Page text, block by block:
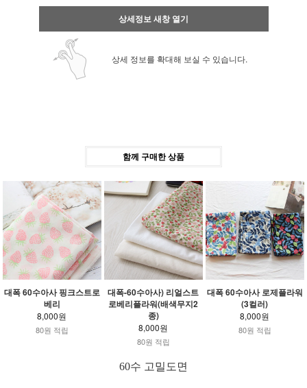
상세정보 새창 열기
상세 정보를 확대해 보실 수 있습니다.
함께 구매한 상품
대폭 60수아사 핑크스트로
베리
8,000원
80원 적립
대폭-60수아사) 리얼스트
로베리플라워(배색무지2
종)
8,000원
80원 적립
대폭 60수아사 로제플라워
(3컬러)
8,000원
80원 적립
60수 고밀도면